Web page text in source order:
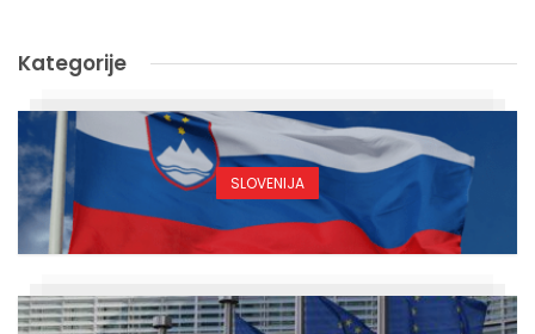
Kategorije
SLOVENIJA